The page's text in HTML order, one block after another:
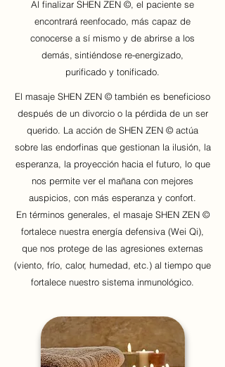
Al finalizar SHEN ZEN ©, el paciente se
encontrará reenfocado, más capaz de
conocerse a sí mismo y de abrirse a los
demás, sintiéndose re-energizado,
purificado y tonificado.
El masaje SHEN ZEN © también es beneficioso
después de un divorcio o la pérdida de un ser
querido. La acción de SHEN ZEN © actúa
sobre las endorfinas que gestionan la ilusión, la
esperanza, la proyección hacia el futuro, lo que
nos permite ver el mañana con mejores
auspicios, con más esperanza y confort.
En términos generales, el masaje SHEN ZEN ©
fortalece nuestra energía defensiva (Wei Qi),
que nos protege de las agresiones externas
(viento, frío, calor, humedad, etc.) al tiempo que
fortalece nuestro sistema inmunológico.